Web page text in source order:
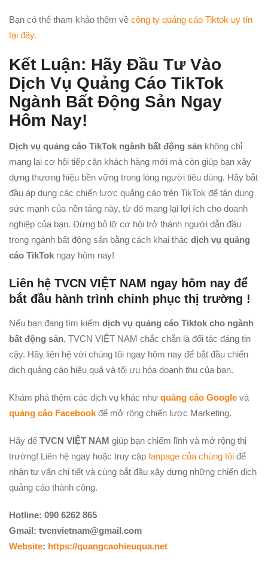
Bạn có thể tham khảo thêm về công ty quảng cáo Tiktok uy tín
tại đây.
Kết Luận: Hãy Đầu Tư Vào
Dịch Vụ Quảng Cáo TikTok
Ngành Bất Động Sản Ngay
Hôm Nay!
Dịch vụ quảng cáo TikTok ngành bất động sản không chỉ
mang lại cơ hội tiếp cận khách hàng mới mà còn giúp bạn xây
dựng thương hiệu bền vững trong lòng người tiêu dùng. Hãy bắt
đầu áp dụng các chiến lược quảng cáo trên TikTok để tận dụng
sức mạnh của nền tảng này, từ đó mang lại lợi ích cho doanh
nghiệp của bạn. Đừng bỏ lỡ cơ hội trở thành người dẫn đầu
trong ngành bất động sản bằng cách khai thác dịch vụ quảng
cáo TikTok ngay hôm nay!
Liên hệ TVCN VIỆT NAM ngay hôm nay để
bắt đầu hành trình chinh phục thị trường !
Nếu bạn đang tìm kiếm dịch vụ quảng cáo Tiktok cho ngành
bất động sản, TVCN VIỆT NAM chắc chắn là đối tác đáng tin
cậy. Hãy liên hệ với chúng tôi ngay hôm nay để bắt đầu chiến
dịch quảng cáo hiệu quả và tối ưu hóa doanh thu của bạn.
Khám phá thêm các dịch vụ khác như quảng cáo Google và
quảng cáo Facebook để mở rộng chiến lược Marketing.
Hãy để TVCN VIỆT NAM giúp bạn chiếm lĩnh và mở rộng thị
trường! Liên hệ ngay hoặc truy cập fanpage của chúng tôi để
nhận tư vấn chi tiết và cùng bắt đầu xây dựng những chiến dịch
quảng cáo thành công.
Hotline: 090 6262 865
Gmail: tvcnvietnam@gmail.com
Website: https://quangcaohieuqua.net